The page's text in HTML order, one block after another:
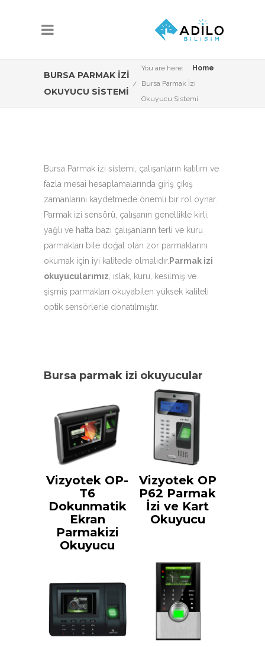
BURSA PARMAK İZI
OKUYUCU SISTEMI
You are here:
Home
Bursa Parmak İzi
Okuyucu Sistemi
Bursa Parmak izi sistemi, çalışanların katılım ve
fazla mesai hesaplamalarında giriş çıkış
zamanlarını kaydetmede önemli bir rol oynar.
Parmak izi sensörü, çalışanın genellikle kirli,
yağlı ve hatta bazı çalışanların terli ve kuru
parmakları bile doğal olan zor parmaklarını
okumak için iyi kalitede olmalıdır. Parmak izi
okuyucularımız , ıslak, kuru, kesilmiş ve
şişmiş parmakları okuyabilen yüksek kaliteli
optik sensörlerle donatılmıştır.
Bursa parmak izi okuyucular
Vizyotek OP-
T6
Dokunmatik
Ekran
Parmakizi
Okuyucu
Vizyotek OP
P62 Parmak
İzi ve Kart
Okuyucu